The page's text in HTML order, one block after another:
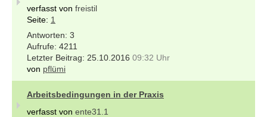
verfasst von freistil
Seite: 1
3
4211
25.10.2016 09:32 Uhr
von pflümi
Arbeitsbedingungen in der Praxis
verfasst von ente31.1